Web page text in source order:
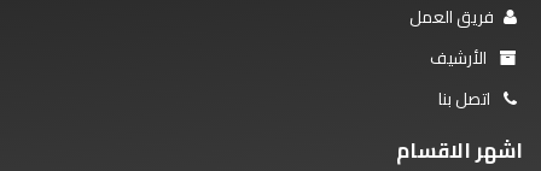
فريق العمل
الأرشيف
اتصل بنا
اشهر الاقسام